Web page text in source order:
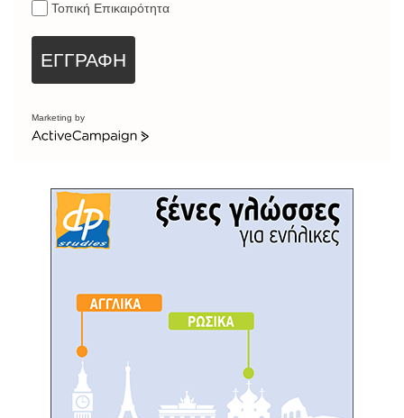
Τοπική Επικαιρότητα
ΕΓΓΡΑΦΗ
Marketing by